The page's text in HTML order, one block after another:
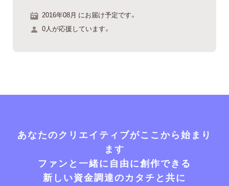
2016年08月 にお届け予定です。
0人が応援しています。
あなたのクリエイティブがここから始まり
ます
ファンと一緒に自由に創作できる
新しい資金調達のカタチと共に